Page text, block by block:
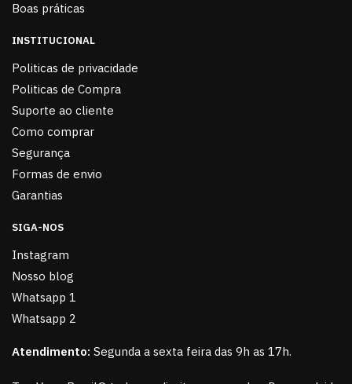
Boas práticas
INSTITUCIONAL
Politicas de privacidade
Politicas de Compra
Suporte ao cliente
Como comprar
Segurança
Formas de envio
Garantias
SIGA-NOS
Instagram
Nosso blog
Whatsapp 1
Whatsapp 2
Atendimento: Segunda a sexta feira das 9h as 17h.